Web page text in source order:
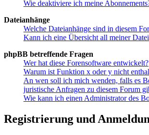
Wie deaktiviere ich meine
Dateianhänge
Welche Dateianhänge sind in diesem
Kann ich eine Übersicht all meiner
phpBB betreffende Fragen
Wer hat diese Forensoftware entwickelt?
Warum ist Funktion x oder y nicht
An wen soll ich mich wenden, falls es
juristische Anfragen zu diesem Forum
Wie kann ich einen Administrator des
Registrierung und